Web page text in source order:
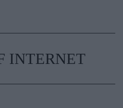
INTERNET